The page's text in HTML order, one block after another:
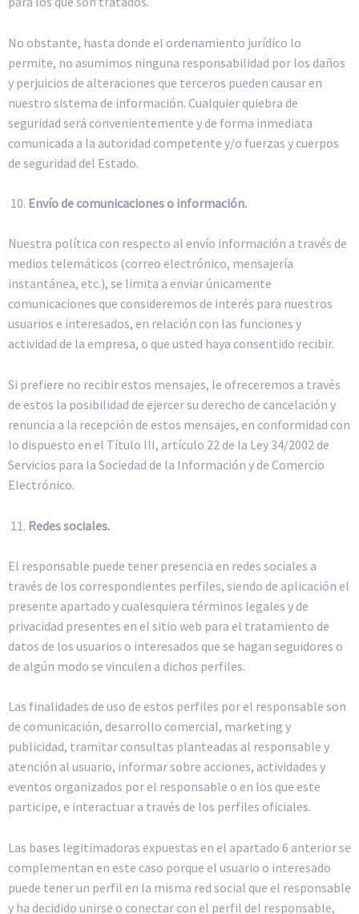
No obstante, hasta donde el ordenamiento jurídico lo
permite, no asumimos ninguna responsabilidad por los daños
y perjuicios de alteraciones que terceros pueden causar en
nuestro sistema de información. Cualquier quiebra de
seguridad será convenientemente y de forma inmediata
comunicada a la autoridad competente y/o fuerzas y cuerpos
de seguridad del Estado.
Envío de comunicaciones o información.
Nuestra política con respecto al envío información a través de
medios telemáticos (correo electrónico, mensajería
instantánea, etc.), se limita a enviar únicamente
comunicaciones que consideremos de interés para nuestros
usuarios e interesados, en relación con las funciones y
actividad de la empresa, o que usted haya consentido recibir.
Si prefiere no recibir estos mensajes, le ofreceremos a través
de estos la posibilidad de ejercer su derecho de cancelación y
renuncia a la recepción de estos mensajes, en conformidad con
lo dispuesto en el Título III, artículo 22 de la Ley 34/2002 de
Servicios para la Sociedad de la Información y de Comercio
Electrónico.
Redes sociales.
El responsable puede tener presencia en redes sociales a
través de los correspondientes perfiles, siendo de aplicación el
presente apartado y cualesquiera términos legales y de
privacidad presentes en el sitio web para el tratamiento de
datos de los usuarios o interesados que se hagan seguidores o
de algún modo se vinculen a dichos perfiles.
Las finalidades de uso de estos perfiles por el responsable son
de comunicación, desarrollo comercial, marketing y
publicidad, tramitar consultas planteadas al responsable y
atención al usuario, informar sobre acciones, actividades y
eventos organizados por el responsable o en los que este
participe, e interactuar a través de los perfiles oficiales.
Las bases legitimadoras expuestas en el apartado 6 anterior se
complementan en este caso porque el usuario o interesado
puede tener un perfil en la misma red social que el responsable
y ha decidido unirse o conectar con el perfil del responsable,